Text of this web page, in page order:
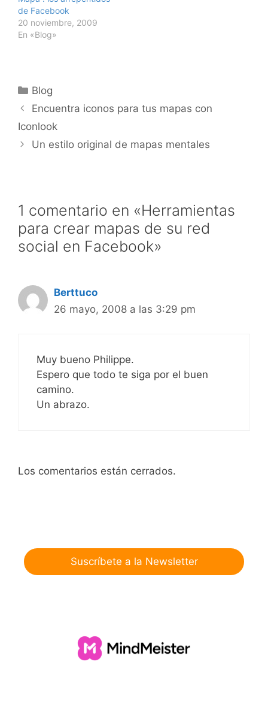
de Facebook
20 noviembre, 2009
En «Blog»
Categorías
Blog
Encuentra iconos para tus mapas con
Iconlook
Un estilo original de mapas mentales
1 comentario en «Herramientas
para crear mapas de su red
social en Facebook»
Berttuco
26 mayo, 2008 a las 3:29 pm
Muy bueno Philippe.
Espero que todo te siga por el buen
camino.
Un abrazo.
Los comentarios están cerrados.
Suscríbete a la Newsletter